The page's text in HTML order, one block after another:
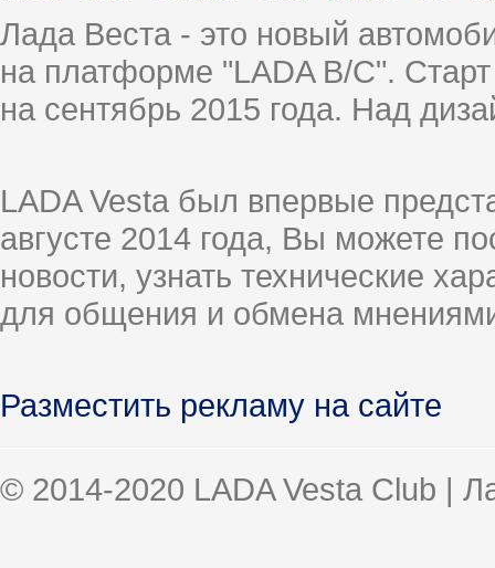
Лада Веста - это новый
на платформе "LADA B/C".
на сентябрь 2015 года. Над
LADA Vesta был впервые
августе 2014 года, Вы можете
новости, узнать технические
для общения и обмена
Разместить рекламу на сайте
© 2014-2020 LADA Vesta Club |